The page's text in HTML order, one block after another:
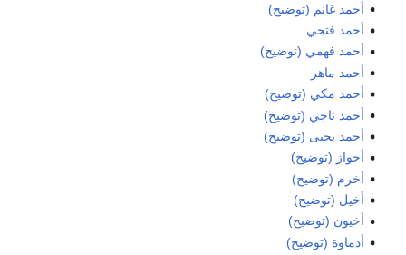
أحمد غانم (توضيح)
أحمد فتحي
أحمد فهمي (توضيح)
أحمد ماهر
أحمد مكي (توضيح)
أحمد ناجي (توضيح)
أحمد يحيى (توضيح)
أحواز (توضيح)
أخرم (توضيح)
أخيل (توضيح)
أخيون (توضيح)
أدماوة (توضيح)